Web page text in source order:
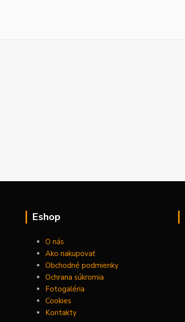
Eshop
O nás
Ako nakupovať
Obchodné podmienky
Ochrana súkromia
Fotogaléria
Cookies
Kontakty